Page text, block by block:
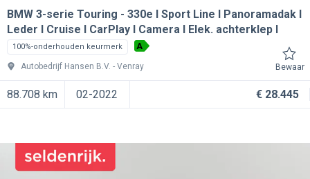
BMW 3-serie Touring
330e I Sport Line I Panoramadak I
Leder I Cruise I CarPlay I Camera I Elek. achterklep I
100%-onderhouden keurmerk A
Autobedrijf Hansen B.V. Venray Bewaar
88.708 km 02-2022 € 28.445